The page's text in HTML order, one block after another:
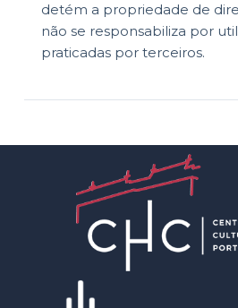
detém a propriedade de
não se responsabiliza por
praticadas por terceiros.